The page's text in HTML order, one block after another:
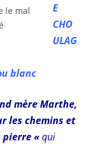
E
CHO
ULAG
blanc
mère Marthe,
les chemins et
pierre «qui